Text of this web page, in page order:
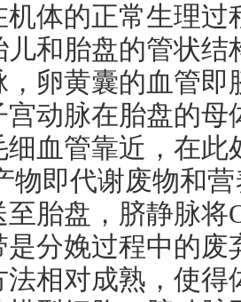
体的正常生理
和胎盘的管状
卵黄囊的血管
动脉在胎盘的
血管靠近，在
物即代谢废物和
胎盘，脐静脉将
是分娩过程中的
相对成熟，使